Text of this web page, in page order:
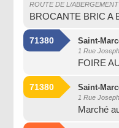
ROUTE DE L/
BROCANTE BRIC A
71380 Saint-
1 Rue
FOIRE
71380 Saint-
1 Rue
Marché